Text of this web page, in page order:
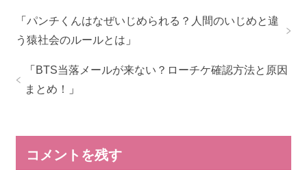
「 パンチくんはなぜいじめられる？人間のいじめと違
う猿社会のルールとは 」
「 BTS当落メールが来ない？ローチケ確認方法と原因
まとめ！
」
コメントを残す